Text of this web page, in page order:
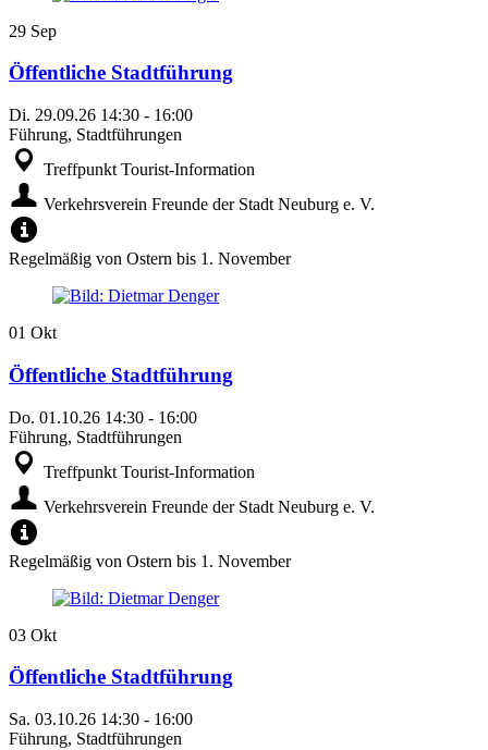
29 Sep
Öffentliche Stadtführung
Di. 29.09.26 14:30 - 16:00
Führung, Stadtführungen
Treffpunkt Tourist-Information
Verkehrsverein Freunde der Stadt Neuburg e. V.
Regelmäßig von Ostern bis 1. November
01 Okt
Öffentliche Stadtführung
Do. 01.10.26 14:30 - 16:00
Führung, Stadtführungen
Treffpunkt Tourist-Information
Verkehrsverein Freunde der Stadt Neuburg e. V.
Regelmäßig von Ostern bis 1. November
03 Okt
Öffentliche Stadtführung
Sa. 03.10.26 14:30 - 16:00
Führung, Stadtführungen